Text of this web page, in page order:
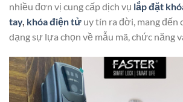
nhiều đơn vị cung cấp dịch vụ lắp đặt
tay, khóa điện tử uy tín ra đời, mang đến
dạng sự lựa chọn về mẫu mã, chức năng